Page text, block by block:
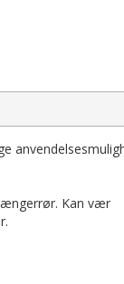
Kan vær